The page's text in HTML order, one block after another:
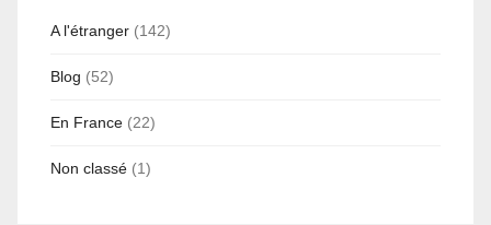
A l'étranger (142)
Blog (52)
En France (22)
Non classé (1)